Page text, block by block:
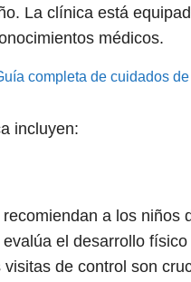
La clínica está
médicos.
completa de cuidados
incluyen:
a los
el desarrollo
de control son